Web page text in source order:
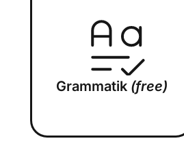
Grammatik (free)